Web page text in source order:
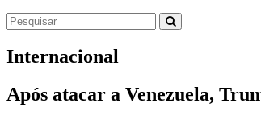
Internacional
Após atacar a Venezuela,